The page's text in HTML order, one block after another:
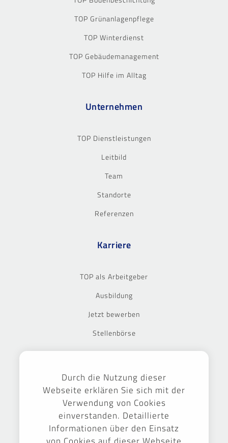
TOP Grünanlagenpflege
TOP Winterdienst
TOP Gebäudemanagement
TOP Hilfe im Alltag
Unternehmen
TOP Dienstleistungen
Leitbild
Team
Standorte
Referenzen
Karriere
TOP als Arbeitgeber
Ausbildung
Jetzt bewerben
Stellenbörse
Durch die Nutzung dieser
Webseite erklären Sie sich mit der
Verwendung von Cookies
einverstanden. Detaillierte
Informationen über den Einsatz